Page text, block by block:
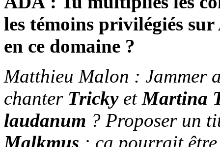
les témoins privilégiés
en ce domaine ?
Matthieu Malon : Jammer
chanter Trickyet Martina
laudanum ? Proposer un
Malkmus : ça pourrait